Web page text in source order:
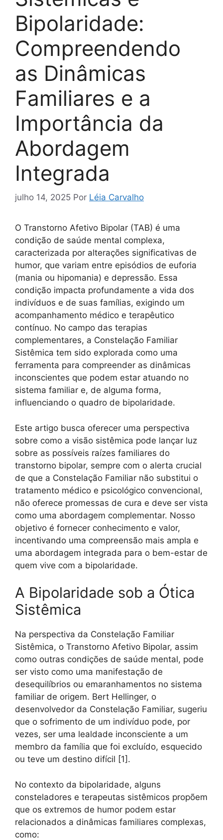
Bipolaridade:
Compreendendo
as Dinâmicas
Familiares e a
Importância da
Abordagem
Integrada
julho 14, 2025 Por Léia Carvalho
O Transtorno Afetivo Bipolar (TAB) é uma
condição de saúde mental complexa,
caracterizada por alterações significativas de
humor, que variam entre episódios de euforia
(mania ou hipomania) e depressão. Essa
condição impacta profundamente a vida dos
indivíduos e de suas famílias, exigindo um
acompanhamento médico e terapêutico
contínuo. No campo das terapias
complementares, a Constelação Familiar
Sistêmica tem sido explorada como uma
ferramenta para compreender as dinâmicas
inconscientes que podem estar atuando no
sistema familiar e, de alguma forma,
influenciando o quadro de bipolaridade.
Este artigo busca oferecer uma perspectiva
sobre como a visão sistêmica pode lançar luz
sobre as possíveis raízes familiares do
transtorno bipolar, sempre com o alerta crucial
de que a Constelação Familiar não substitui o
tratamento médico e psicológico convencional,
não oferece promessas de cura e deve ser vista
como uma abordagem complementar. Nosso
objetivo é fornecer conhecimento e valor,
incentivando uma compreensão mais ampla e
uma abordagem integrada para o bem-estar de
quem vive com a bipolaridade.
A Bipolaridade sob a Ótica
Sistêmica
Na perspectiva da Constelação Familiar
Sistêmica, o Transtorno Afetivo Bipolar, assim
como outras condições de saúde mental, pode
ser visto como uma manifestação de
desequilíbrios ou emaranhamentos no sistema
familiar de origem. Bert Hellinger, o
desenvolvedor da Constelação Familiar, sugeriu
que o sofrimento de um indivíduo pode, por
vezes, ser uma lealdade inconsciente a um
membro da família que foi excluído, esquecido
ou teve um destino difícil [1].
No contexto da bipolaridade, alguns
consteladores e terapeutas sistêmicos propõem
que os extremos de humor podem estar
relacionados a dinâmicas familiares complexas,
como: